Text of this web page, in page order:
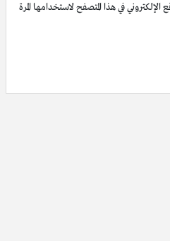
في هذا المتصفح لاستخدامها المرة